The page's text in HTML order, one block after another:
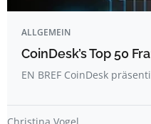
ALLGEMEIN
CoinDesk’s Top 50
EN BREF CoinDesk